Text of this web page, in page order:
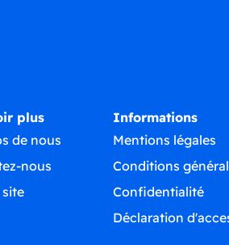
plus
de nous
nous
site
Informations
Mentions légales
Conditions
Confidentialité
Déclaration